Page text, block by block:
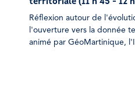
territoriale (11 h 45 - 12
Réflexion autour de
l'ouverture vers la donnée
animé par GéoMartinique,